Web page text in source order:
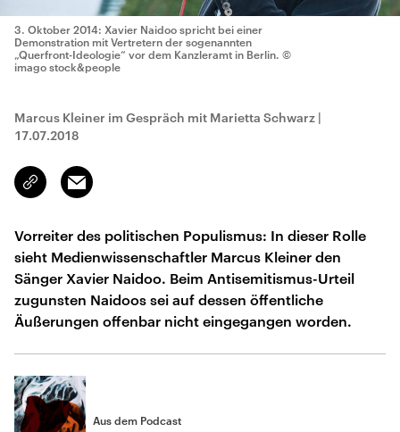
3. Oktober 2014: Xavier Naidoo spricht bei einer
Demonstration mit Vertretern der sogenannten
„Querfront-Ideologie“ vor dem Kanzleramt in Berlin. ©
imago stock&people
Marcus Kleiner im Gespräch mit Marietta Schwarz |
17.07.2018
Link
kopieren/teilen
Email
Vorreiter des politischen Populismus: In dieser Rolle
sieht Medienwissenschaftler Marcus Kleiner den
Sänger Xavier Naidoo. Beim Antisemitismus-Urteil
zugunsten Naidoos sei auf dessen öffentliche
Äußerungen offenbar nicht eingegangen worden.
Aus dem Podcast